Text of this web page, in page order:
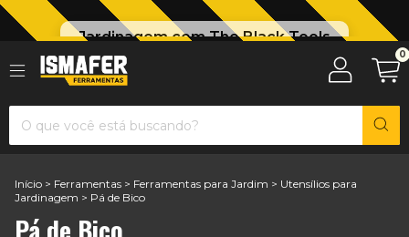
Jardinagem com The Black Tools
0
Início > Ferramentas > Ferramentas para Jardim > Utensílios para
Jardinagem > Pá de Bico